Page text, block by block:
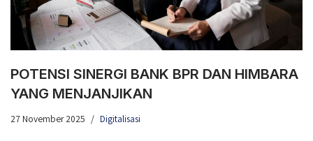
POTENSI SINERGI BANK BPR DAN HIMBARA
YANG MENJANJIKAN
27 November 2025 Digitalisasi